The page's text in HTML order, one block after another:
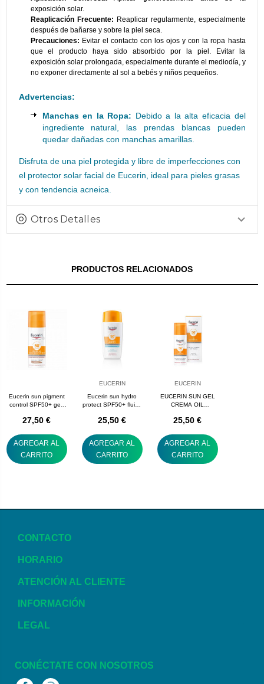
exposición solar.
Reaplicación Frecuente: Reaplicar regularmente, especialmente
después de bañarse y sobre la piel seca.
Precauciones: Evitar el contacto con los ojos y con la ropa hasta
que el producto haya sido absorbido por la piel. Evitar la
exposición solar prolongada, especialmente durante el mediodía, y
no exponer directamente al sol a bebés y niños pequeños.
Advertencias:
Manchas en la Ropa: Debido a la alta eficacia del
ingrediente natural, las prendas blancas pueden
quedar dañadas con manchas amarillas.
Disfruta de una piel protegida y libre de imperfecciones con
el protector solar facial de Eucerin, ideal para pieles grasas
y con tendencia acneica.
Otros Detalles
PRODUCTOS RELACIONADOS
Eucerin sun pigment
control SPF50+ gel-
hiperpigmentación 50
27,50 €
AGREGAR AL
CARRITO
EUCERIN
Eucerin sun hydro
protect SPF50+ fluido
25,50 €
AGREGAR AL
CARRITO
EUCERIN
EUCERIN SUN GEL
CREMA OIL
TOUCH FACE FPS
25,50 €
AGREGAR AL
CARRITO
CONTACTO
HORARIO
ATENCIÓN AL CLIENTE
INFORMACIÓN
LEGAL
CONÉCTATE CON NOSOTROS